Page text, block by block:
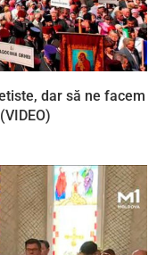
dar să ne facem